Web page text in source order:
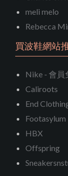
meli melo
Rebecca
買波鞋網站
Nike - 會員
Caliroots
End
Footasylum
HBX
Offspring